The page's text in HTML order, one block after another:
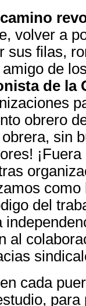
volver a
sus filas,
amigo de
de la
obrero
sin
como
del
al
cada
para